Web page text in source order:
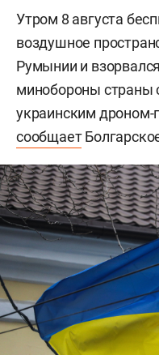
Утром 8 августа
воздушное
Румынии и
минобороны страны
украинским
сообщает